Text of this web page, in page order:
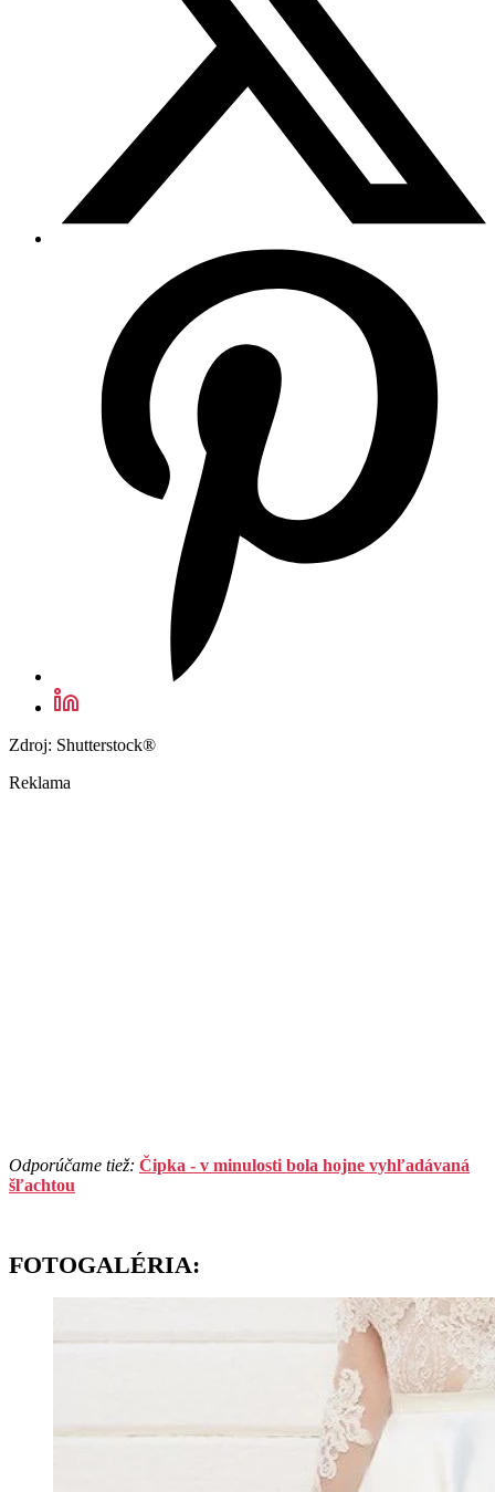
Zdroj: Shutterstock®
Reklama
Odporúčame tiež: Čipka - v minulosti bola hojne vyhľadávaná
šľachtou
FOTOGALÉRIA: